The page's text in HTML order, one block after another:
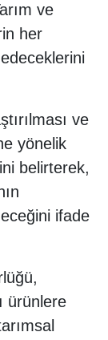
ve
her
ve
yönelik
belirterek,
ifade
ürünlere